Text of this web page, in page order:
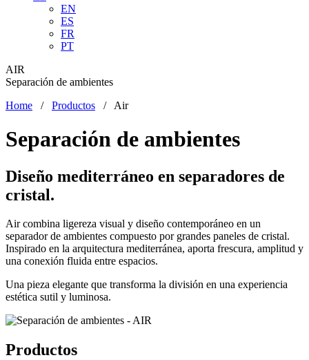
EN
ES
FR
PT
AIR
Separación de ambientes
Home / Productos / Air
Separación de ambientes
Diseño mediterráneo en separadores de
cristal.
Air combina ligereza visual y diseño contemporáneo en un
separador de ambientes compuesto por grandes paneles de cristal.
Inspirado en la arquitectura mediterránea, aporta frescura, amplitud y
una conexión fluida entre espacios.
Una pieza elegante que transforma la división en una experiencia
estética sutil y luminosa.
Productos